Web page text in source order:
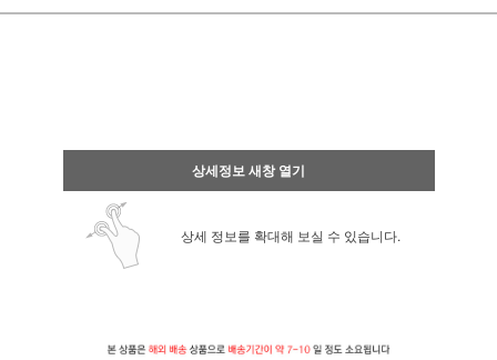
상세정보 새창 열기
상세 정보를 확대해 보실 수 있습니다.